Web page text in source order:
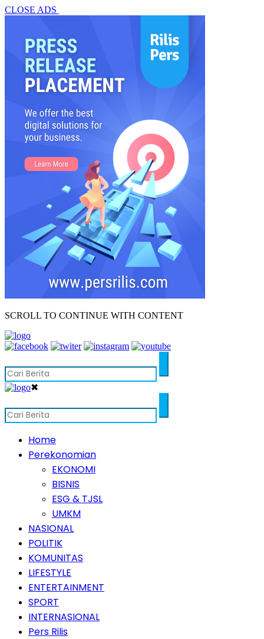
CLOSE ADS
SCROLL TO CONTINUE WITH CONTENT
✖
Home
Perekonomian
EKONOMI
BISNIS
ESG & TJSL
UMKM
NASIONAL
POLITIK
KOMUNITAS
LIFESTYLE
ENTERTAINMENT
SPORT
INTERNASIONAL
Pers Rilis